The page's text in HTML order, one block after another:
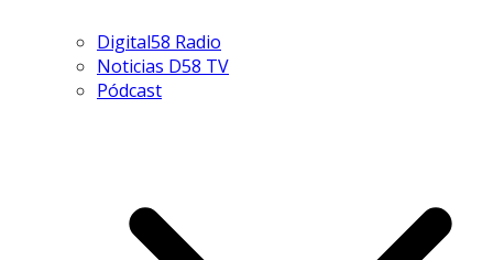
Digital58 Radio
Noticias D58 TV
Pódcast